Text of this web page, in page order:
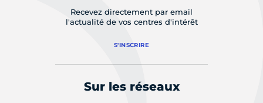
Recevez directement par email
l'actualité de vos centres d'intérêt
S'INSCRIRE
Sur les réseaux